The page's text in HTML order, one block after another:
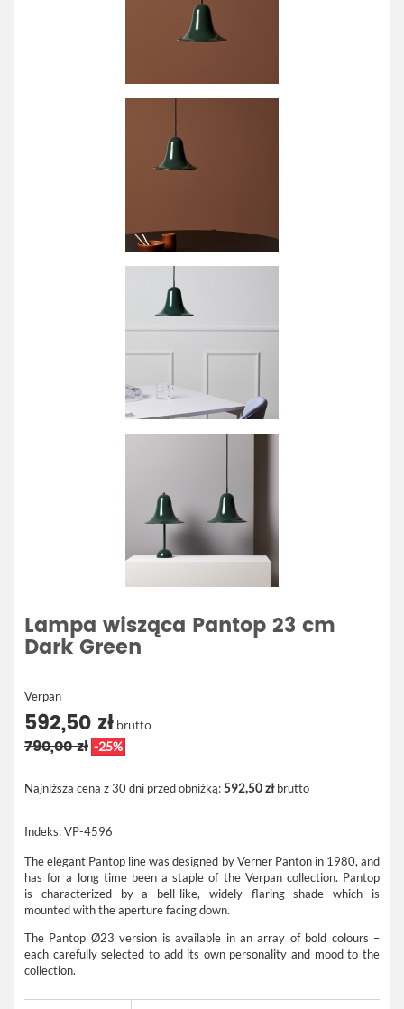
Lampa wisząca Pantop 23 cm
Dark Green
Verpan
592,50 zł brutto
790,00 zł -25%
Najniższa cena z 30 dni przed obniżką:592,50 złbrutto
Indeks:VP-4596
The elegant Pantop line was designed by Verner Panton in 1980, and
has for a long time been a staple of the Verpan collection. Pantop
is characterized by a bell-like, widely flaring shade which is
mounted with the aperture facing down.
The Pantop Ø23 version is available in an array of bold colours –
each carefully selected to add its own personality and mood to the
collection.